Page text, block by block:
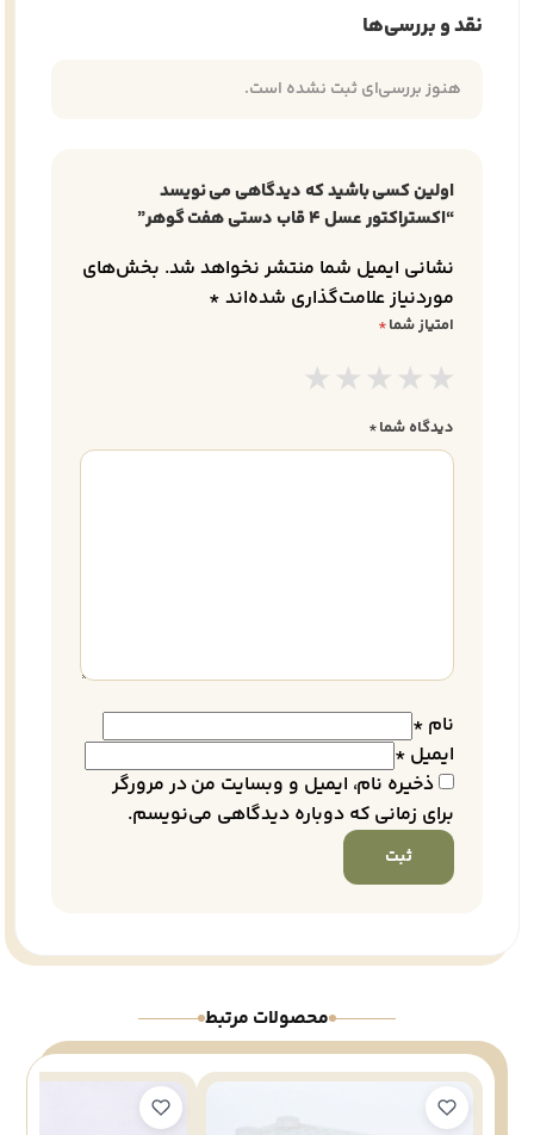
نقد و بررسی‌ها
هنوز بررسی‌ای ثبت نشده است.
اولین کسی باشید که دیدگاهی می نویسد
“اکستراکتور عسل 4 قاب دستی هفت گوهر”
نشانی ایمیل شما منتشر نخواهد شد. بخش‌های
موردنیاز علامت‌گذاری شده‌اند *
امتیاز شما*
دیدگاه شما*
نام *
ایمیل *
ذخیره نام، ایمیل و وبسایت من در مرورگر
برای زمانی که دوباره دیدگاهی می‌نویسم.
محصولات مرتبط